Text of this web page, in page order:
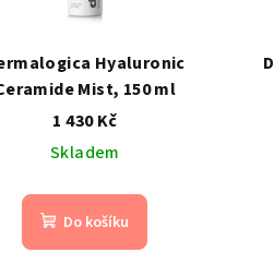
Hyaluronic
Mist, 150 ml
1 430 Kč
Skladem
Do košíku